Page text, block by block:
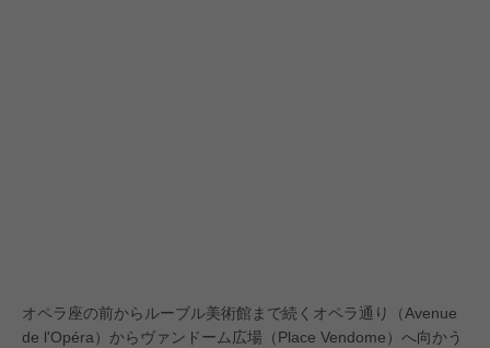
オペラ座の前からルーブル美術館まで続くオペラ通り（Avenue
de l'Opéra）からヴァンドーム広場（Place Vendome）へ向かう